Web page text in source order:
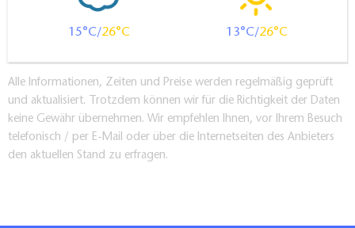
15 26 13 26
Alle Informationen, Zeiten und Preise werden regelmäßig geprüft
und aktualisiert. Trotzdem können wir für die Richtigkeit der Daten
keine Gewähr übernehmen. Wir empfehlen Ihnen, vor Ihrem Besuch
telefonisch / per E-Mail oder über die Internetseiten des Anbieters
den aktuellen Stand zu erfragen.